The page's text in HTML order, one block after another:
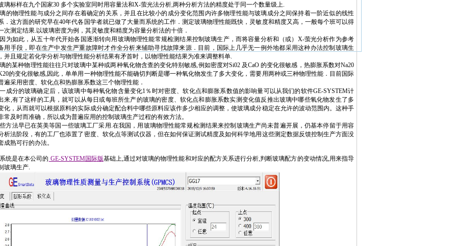
璃标样在九个国家30 多个实验室同时用容量法和X-萤光法分析,两种分析方法的精度处于同一个数量级上.
的物理性能与成分之间存在着确定的关系，并且在比较小的成分变化范围内许多物理性能与玻璃成分之间保持着一阶近似的线性
．这方面的研究早在40年代各国学者就已做了大量而系统的工作．测定玻璃物理性能既快，灵敏度和精度又高，一般每个班可以得
次测定结果.以玻璃密度为例，其灵敏度和精度为容量分析法的十倍．
为如此，从五十年代开始各国逐渐转向用玻璃物理性能常规检测结果控制玻璃生产，而将容量分析和（或）X-萤光分析作为参考
用手段，即在生产中发生严重故障时才作全分析来辅助寻找故障来源．目前，国际上几乎无一例外地都采用这种办法控制玻璃生
并且规定若化学分析与物理性能分析结果有矛首时，以物理性能结果为准来调整料单.
的某种物理性能往往只对玻璃中某种或两种氧化物含查的变化特别敏感,例如密度对Si02 及CaO 的变化很敏感，热膨胀系数对Na20
的变化很敏感,因此，单单用一种物理性能不能确切判断是哪一种氧化物发生了多大变化，需要用两种或三种物理性能．目前国际
遍采用密度、软化点和热膨胀系数这三个物理性能．
成分的玻璃确定后，该玻璃中每种氧化物含量变化1％时对密度、软化点和膨胀系数值的影响量可以从我们的软件GE-SYSTEM计
来,有了这样的工具，就可以从每日或每班所生产的玻璃的密度、软化点和膨胀系数实测变化值反推出玻璃中哪些氧化物发生了多
化，从而就可以根据原料的实际成分确定配合料中哪些原料应该作多少相应的调整，使玻璃成分稳定在允许的波动范围内。这种手
常及时而准确，所以成为普遍应用的控制玻璃生产过程的有效方法。
方法早已在英美等国一些玻璃工厂采用.在我国，用玻璃物理性能常规检测结果来控制玻璃生产尚未普遍开展，仍基本停留于用容
析法阶段，有的工厂也添置了密度、软化点等测试仪器，但在如何保证测试精度及如何科学地用这些测定数据反馈控制生产方面没
成熟可行的办法。
统是在本公司的 GE-SYSTEM国际版基础上,通过对玻璃的物理性能和对应的配方关系进行分析,判断玻璃配方的变动情况,用来指导
玻璃生产.